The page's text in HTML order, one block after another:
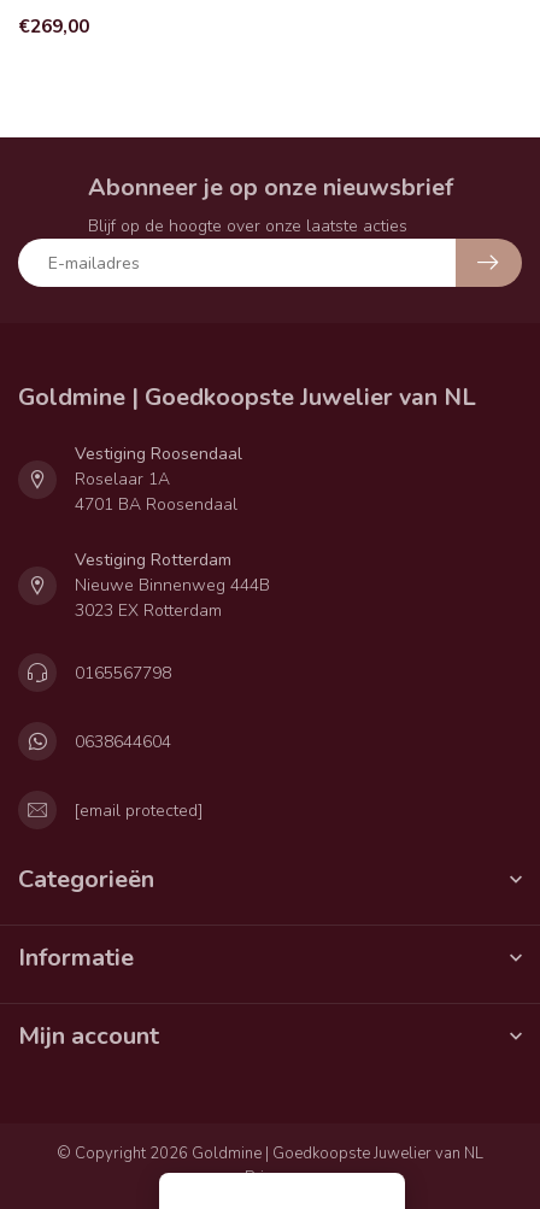
€269,00
Abonneer je op onze nieuwsbrief
Blijf op de hoogte over onze laatste acties
Goldmine | Goedkoopste Juwelier van NL
Vestiging Roosendaal
Roselaar 1A
4701 BA Roosendaal
Vestiging Rotterdam
Nieuwe Binnenweg 444B
3023 EX Rotterdam
0165567798
0638644604
[email protected]
Categorieën
Informatie
Mijn account
© Copyright 2026 Goldmine | Goedkoopste Juwelier van NL
Privacy